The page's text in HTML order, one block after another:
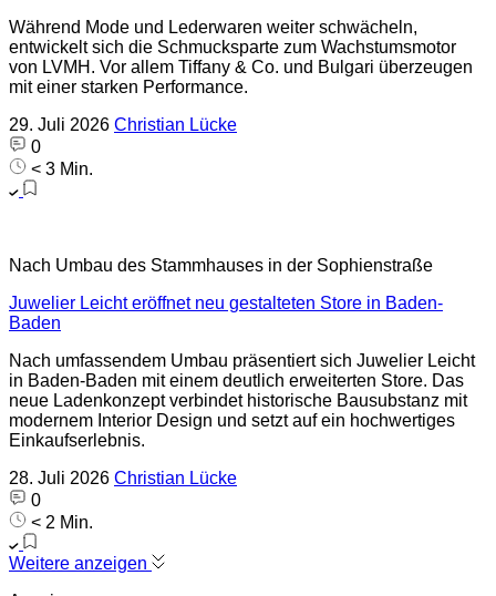
Während Mode und Lederwaren weiter schwächeln,
entwickelt sich die Schmucksparte zum Wachstumsmotor
von LVMH. Vor allem Tiffany & Co. und Bulgari überzeugen
mit einer starken Performance.
29. Juli 2026 Christian Lücke
0
< 3 Min.
Nach Umbau des Stammhauses in der Sophienstraße
Juwelier Leicht eröffnet neu gestalteten Store in Baden-
Baden
Nach umfassendem Umbau präsentiert sich Juwelier Leicht
in Baden-Baden mit einem deutlich erweiterten Store. Das
neue Ladenkonzept verbindet historische Bausubstanz mit
modernem Interior Design und setzt auf ein hochwertiges
Einkaufserlebnis.
28. Juli 2026 Christian Lücke
0
< 2 Min.
Weitere anzeigen